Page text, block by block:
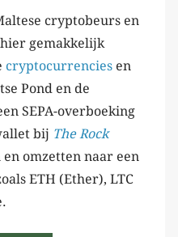
cryptobeurs en
gemakkelijk
cryptocurrencies en
Pond en de
SEPA-overboeking
bij The Rock
omzetten naar een
ETH (Ether), LTC